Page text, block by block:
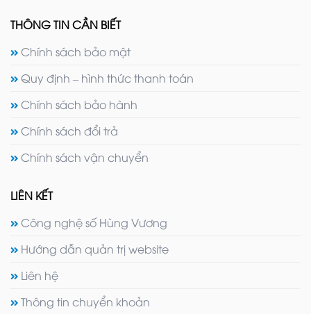
THÔNG TIN CẦN BIẾT
Chính sách bảo mật
Quy định – hình thức thanh toán
Chính sách bảo hành
Chính sách đổi trả
Chính sách vận chuyển
LIÊN KẾT
Công nghệ số Hùng Vương
Hướng dẫn quản trị website
Liên hệ
Thông tin chuyển khoản